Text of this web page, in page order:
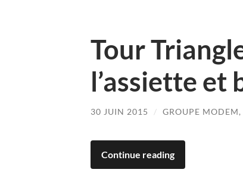
Tour
l’assiette et
30 JUIN 2015 / GROUPE MODEM,
Continue reading